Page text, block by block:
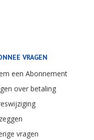
VRAGEN
een Abonnement
over betaling
vragen